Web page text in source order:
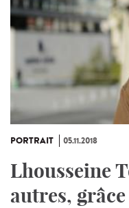
PORTRAIT 05.11.2018
Lhousseine
autres,